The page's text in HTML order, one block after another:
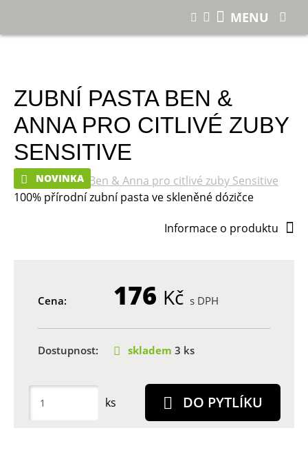
ZUBNÍ PASTA BEN &
ANNA PRO CITLIVÉ ZUBY
SENSITIVE
NOVINKA
100% přírodní zubní pasta ve skleněné dózičce
Informace o produktu
Cena: 176 Kč s DPH
Dostupnost: skladem 3 ks
ks DO PYTLÍKU
MENU